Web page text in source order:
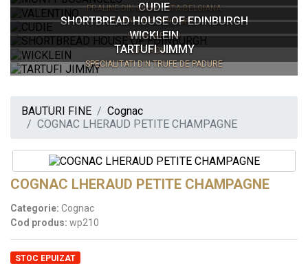
PRALINE DIN CIOCOLATA BELGIANA
CUDIE
MIGDALE GLAZURATE
SHORTBREAD HOUSE OF EDINBURGH
SHORTBREAD
WICKLEIN
TURTA DULCE
TARTUFI JIMMY
SPECIALITATI DIN TRUFE DE PADURE
BAUTURI FINE
Cognac
COGNAC LHERAUD PETITE CHAMPAGNE
COGNAC LHERAUD PETITE CHAMPAGNE
Categorie: Cognac
Cod produs: wp210
STOC EPUIZAT